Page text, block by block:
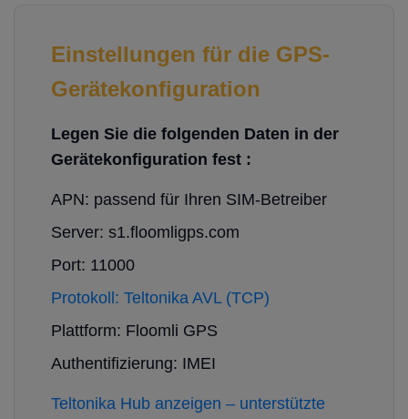
Einstellungen für die GPS-
Gerätekonfiguration
Legen Sie die folgenden Daten in der
Gerätekonfiguration fest :
APN: passend für Ihren SIM-Betreiber
Server: s1.floomligps.com
Port: 11000
Protokoll: Teltonika AVL (TCP)
Plattform: Floomli GPS
Authentifizierung: IMEI
Teltonika Hub anzeigen – unterstützte